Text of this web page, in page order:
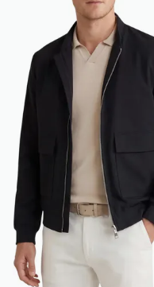
aan favorieten